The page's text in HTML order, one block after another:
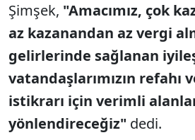
Şimşek, "Amacımız, çok
az kazanandan az vergi
gelirlerinde sağlanan
vatandaşlarımızın refahı
istikrarı için verimli
yönlendireceğiz" dedi.